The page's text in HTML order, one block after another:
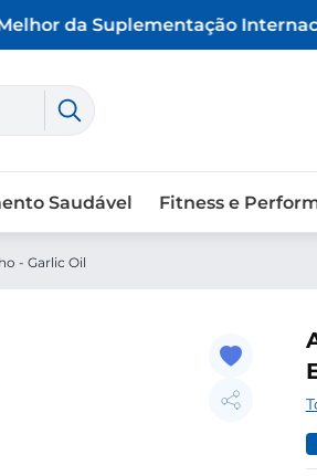
da Suplementação
Saudável Fitness e
- Garlic Oil